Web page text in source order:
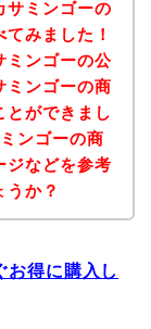
サミンゴーの
みました！
ミンゴーの公
ミンゴーの商
とができまし
ンゴーの商
ジなどを参考
うか？
お得に購入し